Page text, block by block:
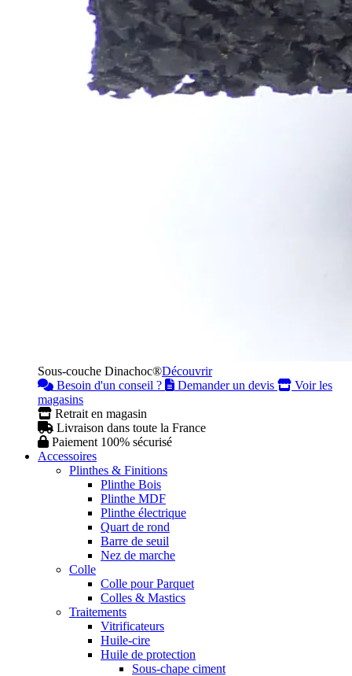
Sous-couche Dinachoc®Découvrir
Besoin d'un conseil ?
Demander un devis
Voir les
magasins
Retrait en magasin
Livraison dans toute la France
Paiement 100% sécurisé
Accessoires
Plinthes & Finitions
Plinthe Bois
Plinthe MDF
Plinthe électrique
Quart de rond
Barre de seuil
Nez de marche
Colle
Colle pour Parquet
Colles & Mastics
Traitements
Vitrificateurs
Huile-cire
Huile de protection
Sous-chape ciment